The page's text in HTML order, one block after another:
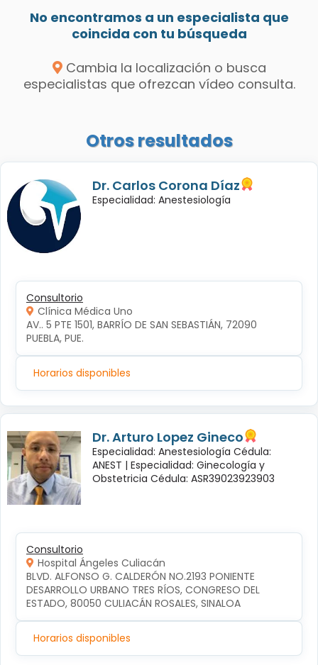
No encontramos a un especialista que
coincida con tu búsqueda
Cambia la localización o busca
especialistas que ofrezcan vídeo consulta.
Otros resultados
Dr. Carlos Corona Díaz
Especialidad: Anestesiología
Consultorio
Clínica Médica Uno
AV.. 5 PTE 1501, BARRÍO DE SAN SEBASTIÁN, 72090
PUEBLA, PUE.
Horarios disponibles
Dr. Arturo Lopez Gineco
Especialidad: Anestesiología Cédula:
ANEST | Especialidad: Ginecología y
Obstetricia Cédula: ASR39023923903
Consultorio
Hospital Ángeles Culiacán
BLVD. ALFONSO G. CALDERÓN NO.2193 PONIENTE
DESARROLLO URBANO TRES RÍOS, CONGRESO DEL
ESTADO, 80050 CULIACÁN ROSALES, SINALOA
Horarios disponibles